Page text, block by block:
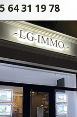
64 31 19 78